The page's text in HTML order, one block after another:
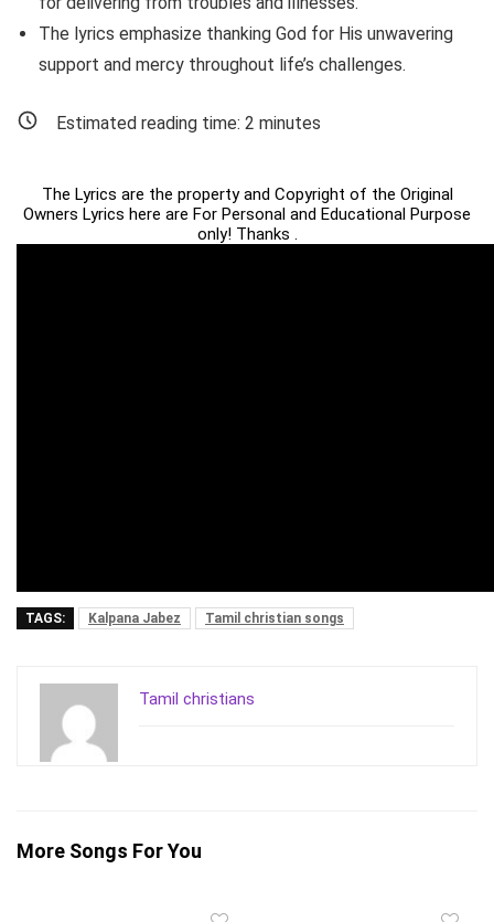
The lyrics emphasize thanking God for His unwavering
support and mercy throughout life’s challenges.
Estimated reading time: 2 minutes
The Lyrics are the property and Copyright of the Original
Owners Lyrics here are For Personal and Educational Purpose
only! Thanks .
TAGS: Kalpana Jabez Tamil christian songs
Tamil christians
More Songs For You